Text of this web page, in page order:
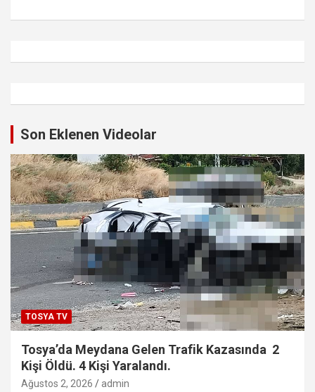
Son Eklenen Videolar
TOSYA TV
Tosya’da Meydana Gelen Trafik Kazasında 2
Kişi Öldü. 4 Kişi Yaralandı.
Ağustos 2, 2026 admin